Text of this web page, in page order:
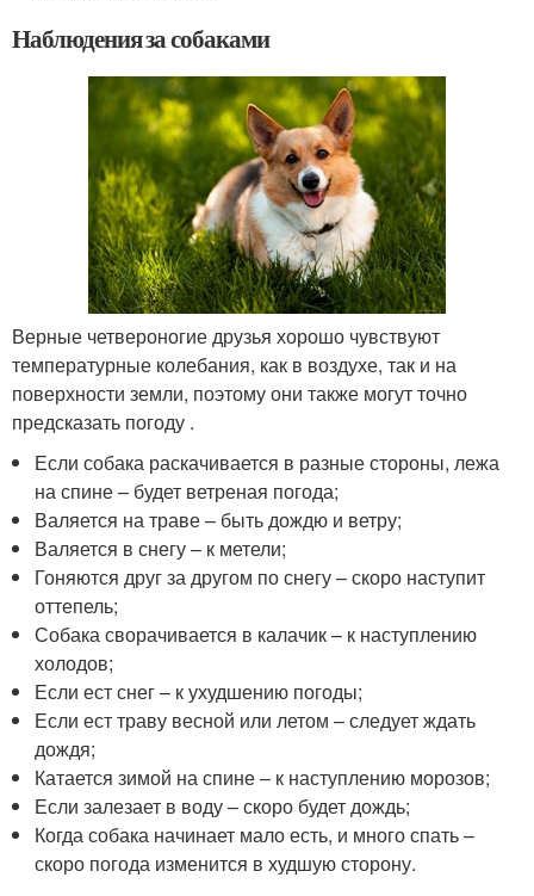
Наблюдения за собаками
Верные четвероногие друзья хорошо чувствуют
температурные колебания, как в воздухе, так и на
поверхности земли, поэтому они также могут точно
предсказать погоду .
Если собака раскачивается в разные стороны, лежа
на спине – будет ветреная погода;
Валяется на траве – быть дождю и ветру;
Валяется в снегу – к метели;
Гоняются друг за другом по снегу – скоро наступит
оттепель;
Собака сворачивается в калачик – к наступлению
холодов;
Если ест снег – к ухудшению погоды;
Если ест траву весной или летом – следует ждать
дождя;
Катается зимой на спине – к наступлению морозов;
Если залезает в воду – скоро будет дождь;
Когда собака начинает мало есть, и много спать –
скоро погода изменится в худшую сторону.